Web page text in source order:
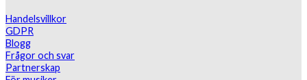
Handelsvillkor
GDPR
Blogg
Frågor och svar
Partnerskap